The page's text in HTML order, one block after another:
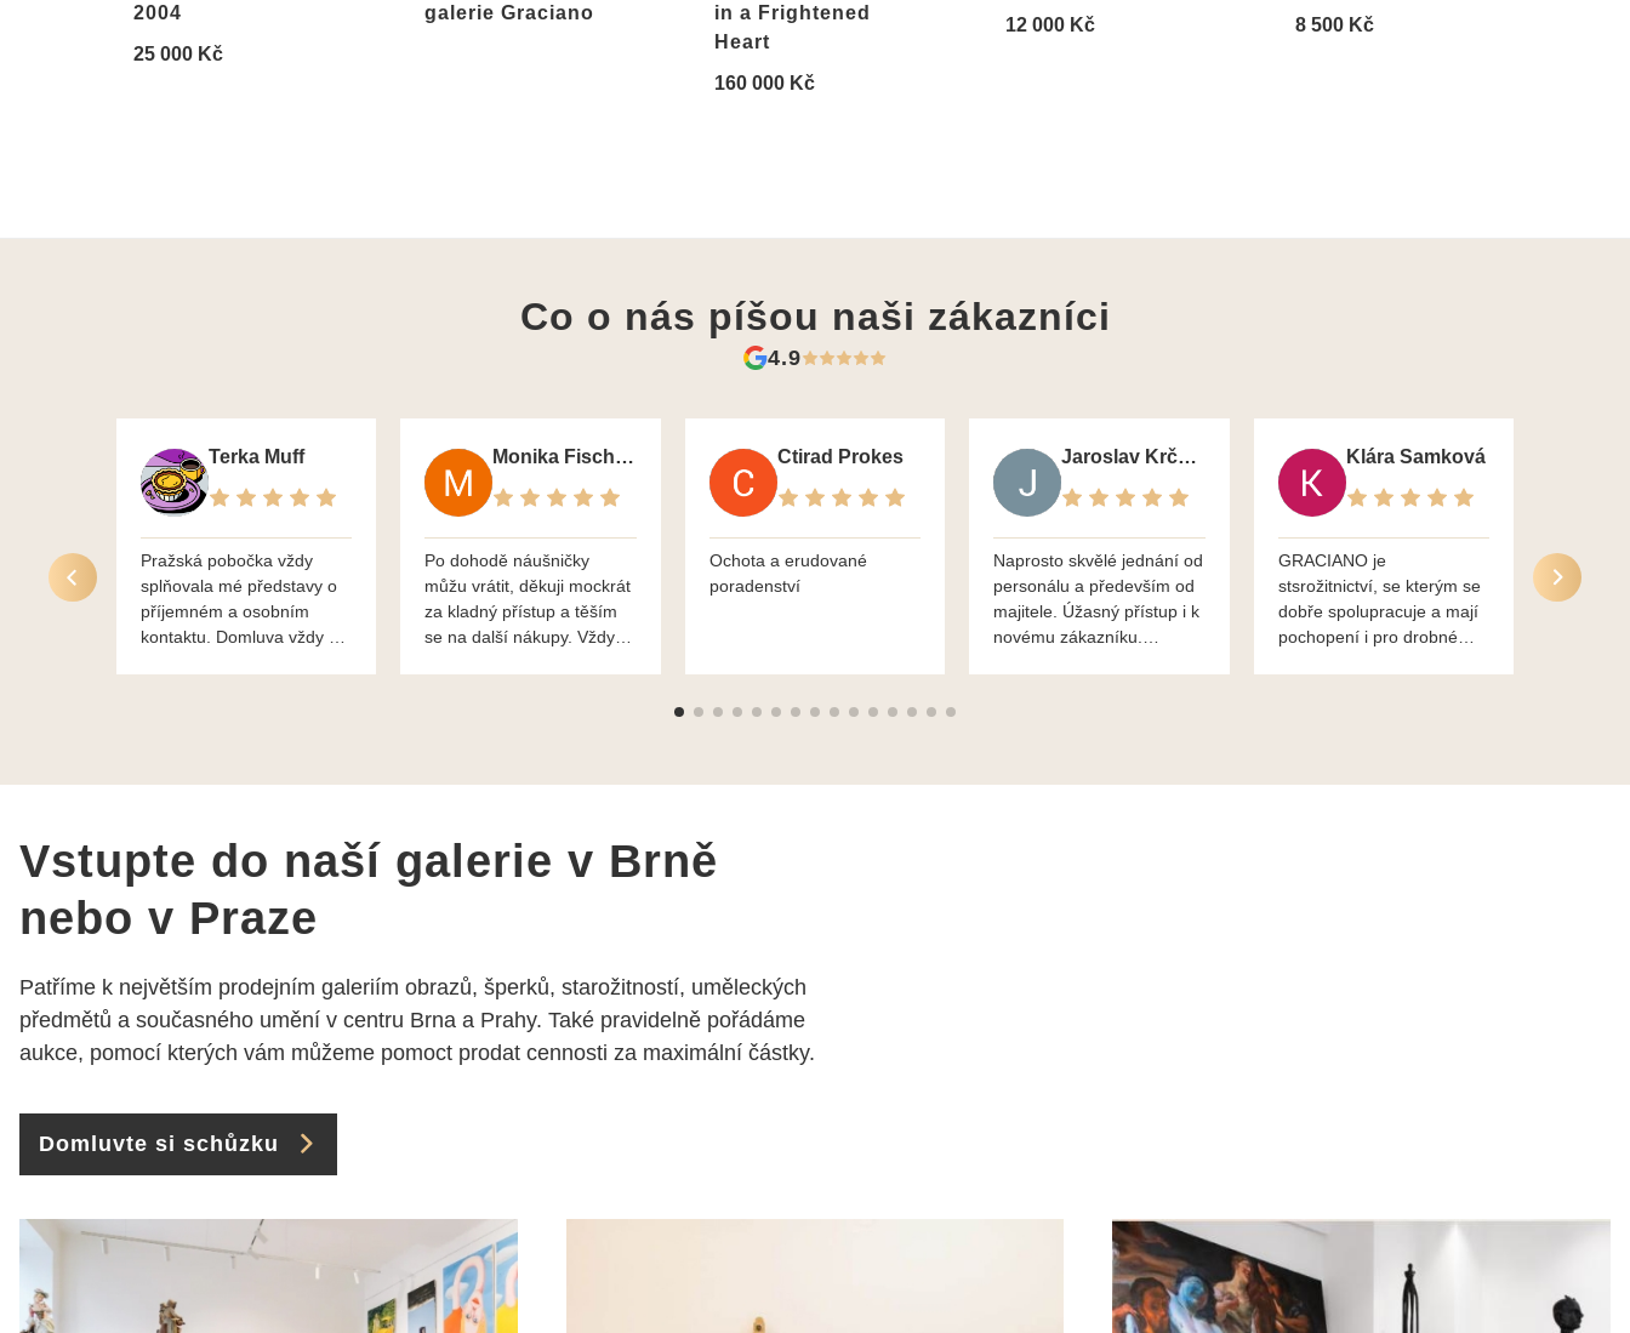
2004
25 000 Kč
galerie Graciano
in a Frightened
Heart
160 000 Kč
12 000 Kč
8 500 Kč
Co o nás píšou naši zákazníci
4.9
Terka Muff
Pražská pobočka vždy
splňovala mé představy o
příjemném a osobním
kontaktu. Domluva vždy na
Moc děkuji a doporučuji se
jak už bylo napsáno - na
požádání Vám šperky z
Super !!! pí Papoušková
Monika Fischerova
Po dohodě náušničky
můžu vrátit, děkuji mockrát
za kladný přístup a těším
se na další nákupy. Vždy
Ctirad Prokes
Ochota a erudované
poradenství
Jaroslav Krčma
Naprosto skvělé jednání od
personálu a především od
majitele. Úžasný přístup i k
novému zákazníku.
Klára Samková
GRACIANO je
stsrožitnictví, se kterým se
dobře spolupracuje a mají
pochopení i pro drobné
Služby
jsou po
Vstupte do naší galerie v Brně
nebo v Praze
Patříme k největším prodejním galeriím obrazů, šperků, starožitností, uměleckých
předmětů a současného umění v centru Brna a Prahy. Také pravidelně pořádáme
aukce, pomocí kterých vám můžeme pomoct prodat cennosti za maximální částky.
Domluvte si schůzku